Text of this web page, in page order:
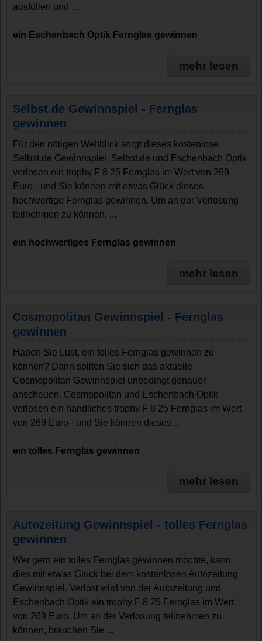
ausfüllen und ...
ein Eschenbach Optik Fernglas gewinnen
mehr lesen
Selbst.de Gewinnspiel - Fernglas
gewinnen
Für den nötigen Weitblick sorgt dieses kostenlose
Selbst.de Gewinnspiel. Selbst.de und Eschenbach Optik
verlosen ein trophy F 8 25 Fernglas im Wert von 269
Euro - und Sie können mit etwas Glück dieses
hochwertige Fernglas gewinnen. Um an der Verlosung
teilnehmen zu können, ...
ein hochwertiges Fernglas gewinnen
mehr lesen
Cosmopolitan Gewinnspiel - Fernglas
gewinnen
Haben Sie Lust, ein tolles Fernglas gewinnen zu
können? Dann sollten Sie sich das aktuelle
Cosmopolitan Gewinnspiel unbedingt genauer
anschauen. Cosmopolitan und Eschenbach Optik
verlosen ein handliches trophy F 8 25 Fernglas im Wert
von 269 Euro - und Sie können dieses ...
ein tolles Fernglas gewinnen
mehr lesen
Autozeitung Gewinnspiel - tolles Fernglas
gewinnen
Wer gern ein tolles Fernglas gewinnen möchte, kann
dies mit etwas Glück bei dem kostenlosen Autozeitung
Gewinnspiel. Verlost wird von der Autozeitung und
Eschenbach Optik ein trophy F 8 25 Fernglas im Wert
von 269 Euro. Um an der Verlosung teilnehmen zu
können, brauchen Sie ...